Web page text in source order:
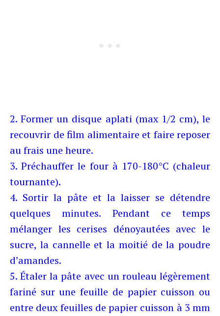
2. Former un disque aplati (max 1/2 cm), le
recouvrir de film alimentaire et faire reposer
au frais une heure.
3. Préchauffer le four à 170-180°C (chaleur
tournante).
4. Sortir la pâte et la laisser se détendre
quelques minutes. Pendant ce temps
mélanger les cerises dénoyautées avec le
sucre, la cannelle et la moitié de la poudre
d’amandes.
5. Étaler la pâte avec un rouleau légèrement
fariné sur une feuille de papier cuisson ou
entre deux feuilles de papier cuisson à 3 mm